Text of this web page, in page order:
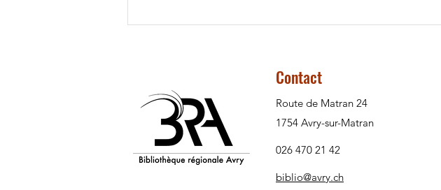
Contact
Route de Matran 24
1754 Avry-sur-Matran
026 470 21 42
biblio@avry.ch